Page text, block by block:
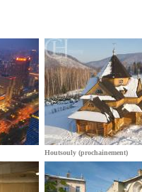
Houtsouly (prochainement)